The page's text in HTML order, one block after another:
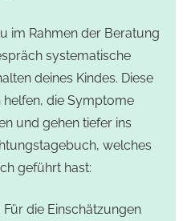
im Rahmen der Beratung
systematische
deines Kindes. Diese
helfen, die Symptome
und gehen tiefer ins
welches
geführt hast:
Für die Einschätzungen